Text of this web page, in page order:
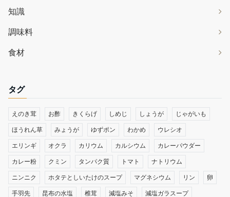
知識
調味料
食材
タグ
えのき茸 お酢 きくらげ しめじ しょうが じゃがいも
ほうれん草 みょうが ゆずポン わかめ ウレシオ
エリンギ オクラ カリウム カルシウム カレーパウダー
カレー粉 クミン タンパク質 トマト ナトリウム
ニンニク ホタテとしいたけのスープ マグネシウム リン 卵
手羽先 昆布の水塩 椎茸 減塩みそ 減塩ガラスープ